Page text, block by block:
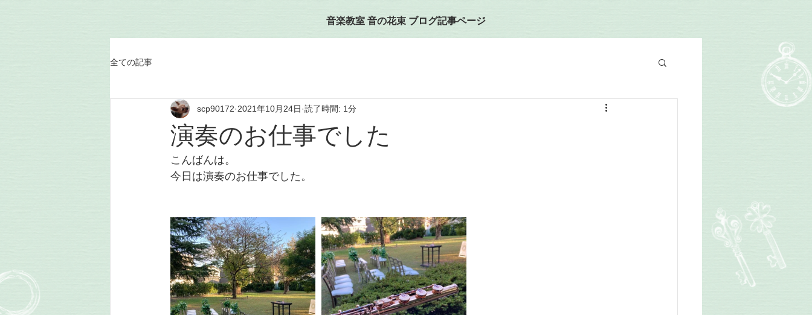
音楽教室 音の花束 ブログ記事ページ
全ての記事
演奏のお仕事でした
scp90172 2021年10月24日 読了時間: 1分
こんばんは。
今日は演奏のお仕事でした。